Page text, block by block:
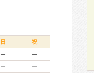
日 祝
ー
ー
ー ー